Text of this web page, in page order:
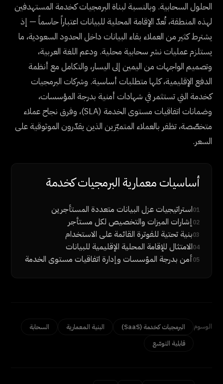
الحلول السحابية. وبالنسبة لبناة البرمجيات كخدمة المستهدفين
لهذه المنطقة، تُعدّ الإقامة المحلية للبيانات اعتباراً حاسماً — إذ
يشترط كثير من العملاء بقاء البيانات داخل الحدود السعودية، ما
يستلزم عمليات نشر سحابية محلية. ودعم اللغة العربية،
وتصميم الواجهات من اليمين إلى اليسار، والتكامل مع أنظمة
الدفع الإقليمية، كلها متطلبات أساسية. وشركات البرمجيات
كخدمة التي تستثمر في شهادات أمنية بدرجة المؤسسات،
وضمانات اتفاقيات مستوى الخدمة (SLA)، وفرق نجاح عملاء
متخصّصة، تظفر بالعملاء المتميّزين الذين يقدّرون الموثوقية على
السعر.
أساسيات معمارية البرمجيات كخدمة
01استراتيجيات عزل البيانات متعددة المستأجرين
02إشارات الميزات والتخصيص لكل مستأجر
03بنية تحتية للفوترة القائمة على الاستخدام
04الامتثال للإقامة المحلية الإقليمية للبيانات
05أمن بدرجة المؤسسات وإدارة اتفاقيات مستوى الخدمة
الوسوم البرمجيات كخدمة (SaaS) البنية المعمارية
السحابة
قابلية التوسّع